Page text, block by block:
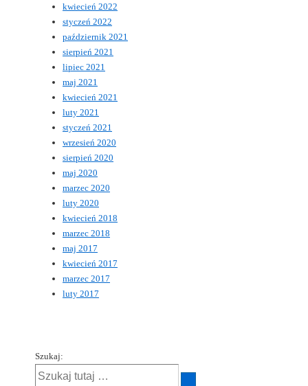
kwiecień 2022
styczeń 2022
październik 2021
sierpień 2021
lipiec 2021
maj 2021
kwiecień 2021
luty 2021
styczeń 2021
wrzesień 2020
sierpień 2020
maj 2020
marzec 2020
luty 2020
kwiecień 2018
marzec 2018
maj 2017
kwiecień 2017
marzec 2017
luty 2017
Szukaj: